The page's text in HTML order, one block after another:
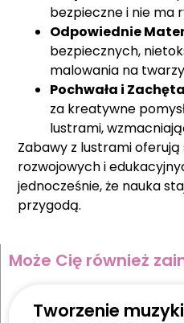
bezpieczne i nie ma
Odpowiednie
bezpiecznych,
malowania na
Pochwała i
za kreatywne
lustrami,
Zabawy z lustrami
rozwojowych i
jednocześnie, że nauka
przygodą.
Może Cię również
Tworzenie